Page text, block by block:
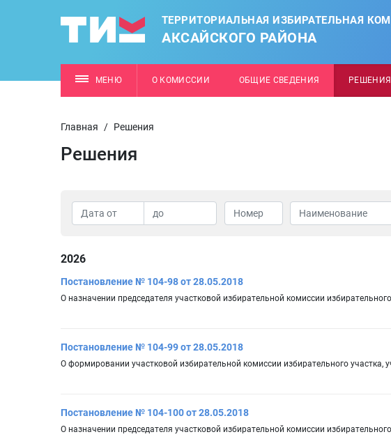
ТЕРРИТОРИАЛЬНАЯ ИЗБИРАТЕЛЬНАЯ
АКСАЙСКОГО РАЙОНА
МЕНЮ О КОМИССИИ ОБЩИЕ СВЕДЕНИЯ РЕШЕНИЯ
Главная / Решения
Решения
2026
Постановление № 104-98 от 28.05.2018
О назначении председателя участковой избирательной комиссии
Постановление № 104-99 от 28.05.2018
О формировании участковой избирательной комиссии избирательного участка,
Постановление № 104-100 от 28.05.2018
О назначении председателя участковой избирательной комиссии